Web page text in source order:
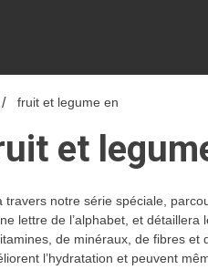
fruit et legume en
et
notre série spéciale,
lettre de l’alphabet, et
de minéraux, de fibres
l’hydratation et peuvent